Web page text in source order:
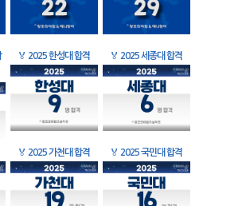
🏅 2025 한성대 합격 🏅 2025 세종대 합격
🏅 2025 가천대 합격 🏅 2025 국민대 합격